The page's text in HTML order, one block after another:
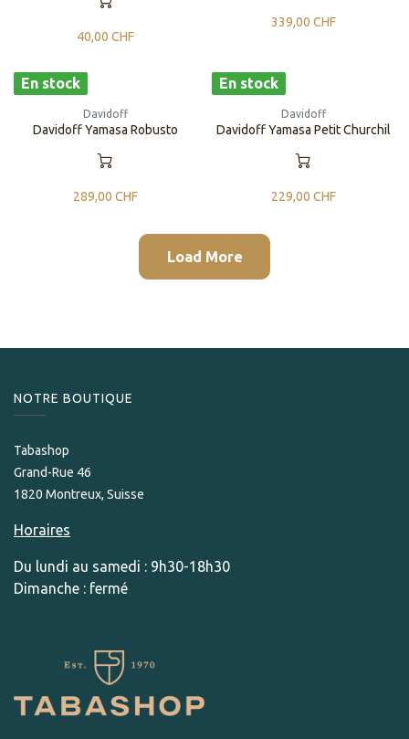
40,00 CHF
339,00 CHF
En stock
Davidoff
Davidoff Yamasa Robusto
289,00 CHF
En stock
Davidoff
Davidoff Yamasa Petit Churchil
229,00 CHF
Load More
NOTRE BOUTIQUE
Tabashop
Grand-Rue 46
1820 Montreux, Suisse
Horaires
Du lundi au samedi : 9h30-18h30
Dimanche : fermé